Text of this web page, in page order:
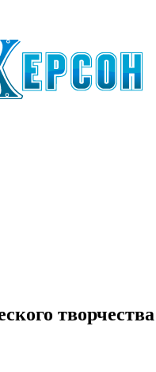
творчества